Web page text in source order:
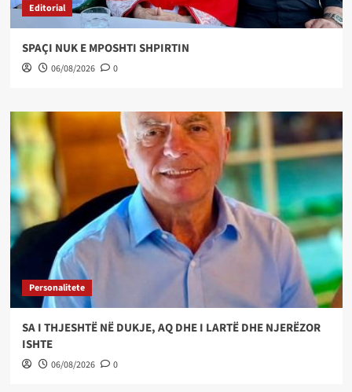
Editorial
SPAÇI NUK E MPOSHTI SHPIRTIN
06/08/2026 0
Personalitete
SA I THJESHTË NË DUKJE, AQ DHE I LARTË DHE NJERËZOR
ISHTE
06/08/2026 0